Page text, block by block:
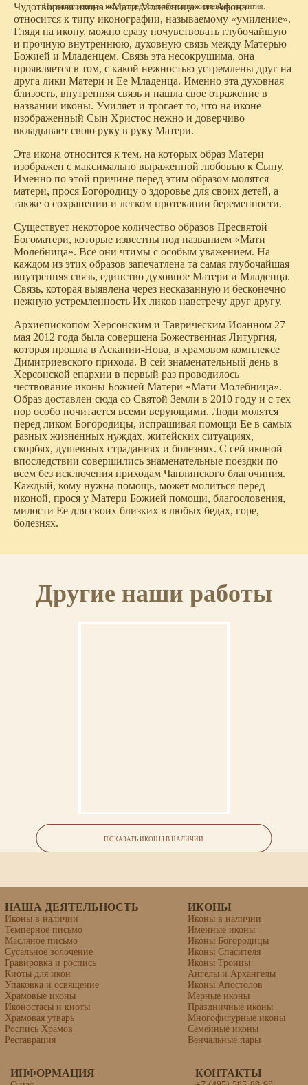
На выполненную икону предоставляется пожизненная гарантия.
Чудотворная икона «Мати Молебница» из Афона
относится к типу иконографии, называемому «умиление».
Глядя на икону, можно сразу почувствовать глубочайшую
и прочную внутреннюю, духовную связь между Матерью
Божией и Младенцем. Связь эта несокрушима, она
проявляется в том, с какой нежностью устремлены друг на
друга лики Матери и Ее Младенца. Именно эта духовная
близость, внутренняя связь и нашла свое отражение в
названии иконы. Умиляет и трогает то, что на иконе
изображенный Сын Христос нежно и доверчиво
вкладывает свою руку в руку Матери.
Эта икона относится к тем, на которых образ Матери
изображен с максимально выраженной любовью к Сыну.
Именно по этой причине перед этим образом молятся
матери, прося Богородицу о здоровье для своих детей, а
также о сохранении и легком протекании беременности.
Существует некоторое количество образов Пресвятой
Богоматери, которые известны под названием «Мати
Молебница». Все они чтимы с особым уважением. На
каждом из этих образов запечатлена та самая глубочайшая
внутренняя связь, единство духовное Матери и Младенца.
Связь, которая выявлена через несказанную и бесконечно
нежную устремленность Их ликов навстречу друг другу.
Архиепископом Херсонским и Таврическим Иоанном 27
мая 2012 года была совершена Божественная Литургия,
которая прошла в Аскании-Нова, в храмовом комплексе
Димитриевского прихода. В сей знаменательный день в
Херсонской епархии в первый раз проводилось
чествование иконы Божией Матери «Мати Молебница».
Образ доставлен сюда со Святой Земли в 2010 году и с тех
пор особо почитается всеми верующими. Люди молятся
перед ликом Богородицы, испрашивая помощи Ее в самых
разных жизненных нуждах, житейских ситуациях,
скорбях, душевных страданиях и болезнях. С сей иконой
впоследствии совершились знаменательные поездки по
всем без исключения приходам Чаплинского благочиния.
Каждый, кому нужна помощь, может молиться перед
иконой, прося у Матери Божией помощи, благословения,
милости Ее для своих близких в любых бедах, горе,
болезнях.
Другие наши работы
Икона «Собор Новгородских
Cвятых»
липовая доска, левкас, темпера, золочение
ПОКАЗАТЬ ИКОНЫ В НАЛИЧИИ
НАША ДЕЯТЕЛЬНОСТЬ
Иконы в наличии
Темперное письмо
Масляное письмо
Сусальное золочение
Гравировка и роспись
Киоты для икон
Упаковка и освящение
Храмовые иконы
Иконостасы и киоты
Храмовая утварь
Роспись Храмов
Реставрация
ИКОНЫ
Иконы в наличии
Именные иконы
Иконы Богородицы
Иконы Спасителя
Иконы Троицы
Ангелы и Архангелы
Иконы Апостолов
Мерные иконы
Праздничные иконы
Многофигурные иконы
Семейные иконы
Венчальные пары
ИНФОРМАЦИЯ КОНТАКТЫ